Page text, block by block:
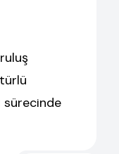
sürecinde